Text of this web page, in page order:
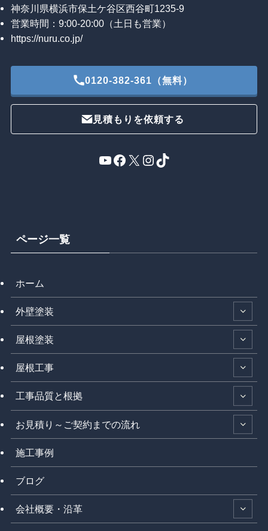
神奈川県横浜市保土ケ谷区西谷町1235-9
営業時間：9:00-20:00（土日も営業）
https://nuru.co.jp/
0120-382-361（無料）
見積もりを依頼する
YouTube
Facebook
X Instagram
TikTok
ページ一覧
ホーム
外壁塗装
屋根塗装
屋根工事
工事品質と根拠
お見積り～ご契約までの流れ
施工事例
ブログ
会社概要・沿革